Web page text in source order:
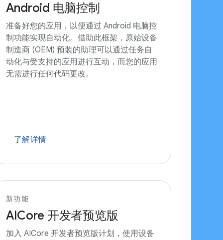
Android 电脑控制
准备好您的应用，以便通过 Android 电脑控
制功能实现自动化。借助此框架，原始设备
制造商 (OEM) 预装的助理可以通过任务自
动化与受支持的应用进行互动，而您的应用
无需进行任何代码更改。
了解详情
新功能
AICore 开发者预览版
加入 AICore 开发者预览版计划，使用设备